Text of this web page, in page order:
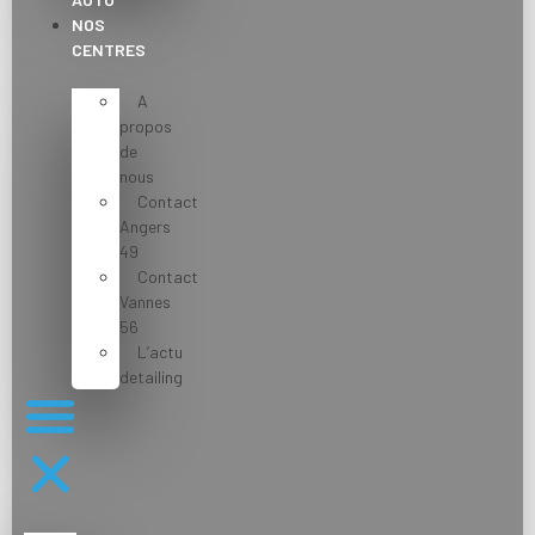
NOS
CENTRES
A
propos
de
nous
Contact
Angers
49
Contact
Vannes
56
L’actu
detailing